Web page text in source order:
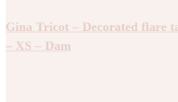
Gina Tricot – Decorated flare
– XS – Dam